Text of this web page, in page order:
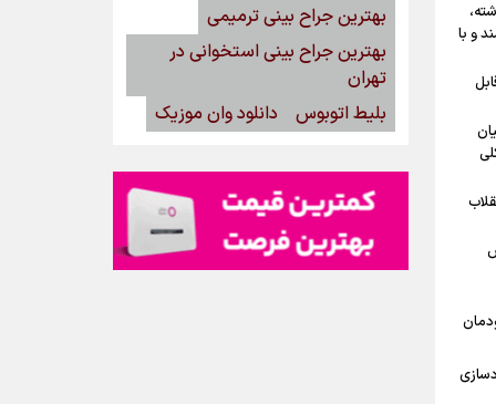
و با
بهترین جراح بینی ترمیمی
بهترین جراح بینی استخوانی در
تهران
بلیط اتوبوس
دانلود وان موزیک